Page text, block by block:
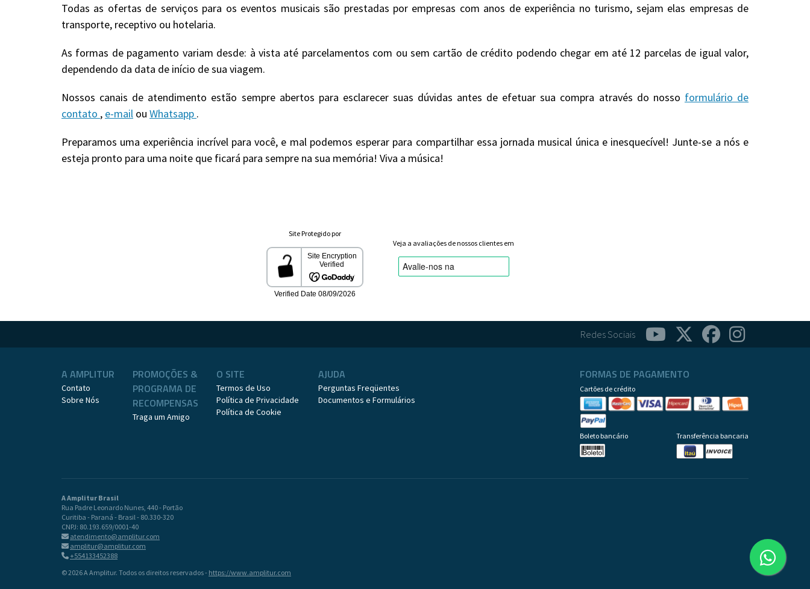
Todas as ofertas de serviços para os eventos musicais são prestadas por empresas com anos de experiência no turismo, sejam elas empresas de
transporte, receptivo ou hotelaria.
As formas de pagamento variam desde: à vista até parcelamentos com ou sem cartão de crédito podendo chegar em até 12 parcelas de igual valor,
dependendo da data de início de sua viagem.
Nossos canais de atendimento estão sempre abertos para esclarecer suas dúvidas antes de efetuar sua compra através do nosso formulário de
contato , e-mail ou Whatsapp .
Preparamos uma experiência incrível para você, e mal podemos esperar para compartilhar essa jornada musical única e inesquecível! Junte-se a nós e
esteja pronto para uma noite que ficará para sempre na sua memória! Viva a música!
Site Protegido por
Veja a avaliações de nossos clientes em
Redes Sociais
A AMPLITUR
Contato
Sobre Nós
PROMOÇÕES &
PROGRAMA DE
RECOMPENSAS
Traga um Amigo
O SITE
Termos de Uso
Política de Privacidade
Política de Cookie
AJUDA
Perguntas Freqüentes
Documentos e Formulários
FORMAS DE PAGAMENTO
Cartões de crédito
Boleto bancário Transferência bancaria
A Amplitur Brasil
Rua Padre Leonardo Nunes, 440 - Portão
Curitiba - Paraná - Brasil - 80.330-320
CNPJ: 80.193.659/0001-40
atendimento@amplitur.com
amplitur@amplitur.com
+554133452388
© 2026 A Amplitur. Todos os direitos reservados - https://www.amplitur.com